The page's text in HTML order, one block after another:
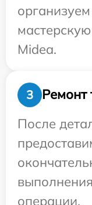
Midea.
3
Ремонт
После
операции.